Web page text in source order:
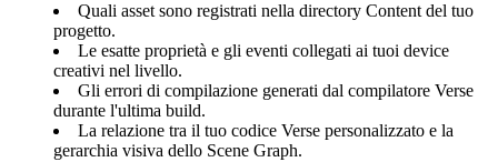
Quali asset sono registrati nella directory Content del tuo
progetto.
Le esatte proprietà e gli eventi collegati ai tuoi device
creativi nel livello.
Gli errori di compilazione generati dal compilatore Verse
durante l'ultima build.
La relazione tra il tuo codice Verse personalizzato e la
gerarchia visiva dello Scene Graph.